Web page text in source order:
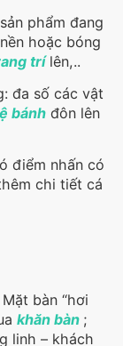
phẩm đang
hoặc bóng
trílên,..
đa số các vật
bánh đôn lên
điểm nhấn có
chi tiết cá
bàn “hơi
khăn bàn ;
linh – khách